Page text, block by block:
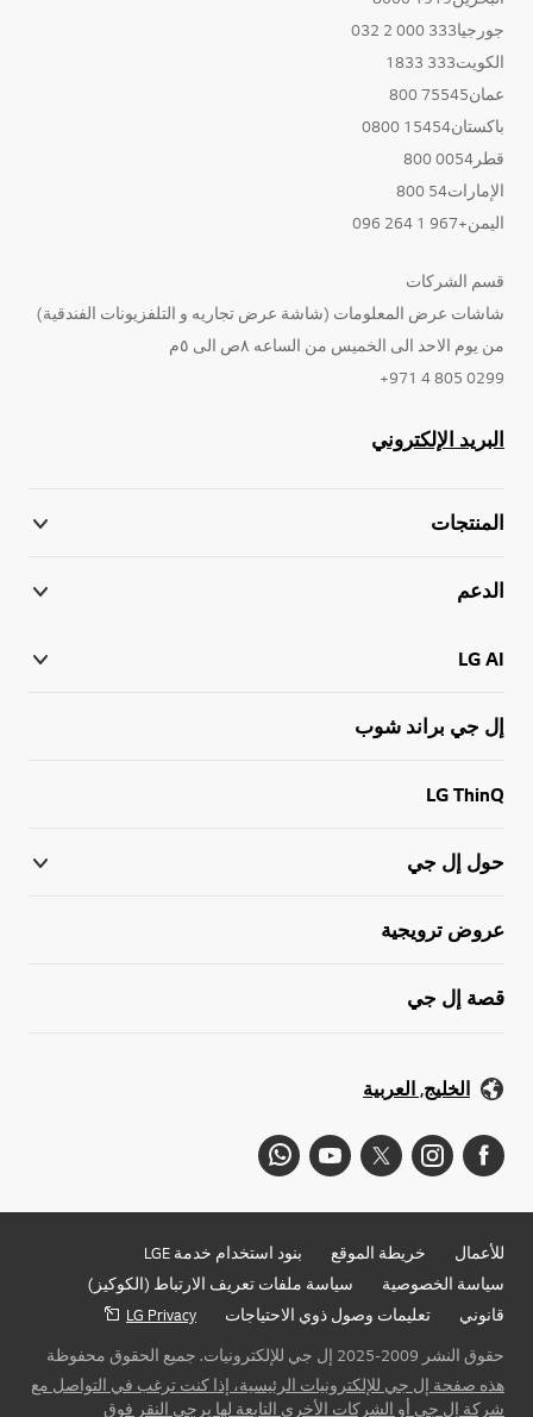
جورجيا333 000 2 032
الكويت333 1833
عمان75545 800
باكستان15454 0800
قطر0054 800
الإمارات54 800
اليمن+967 1 264 096
قسم الشركات
شاشات عرض المعلومات (شاشة عرض تجاريه و التلفزيونات الفندقية)
من يوم الاحد الى الخميس من الساعه ٨ص الى ٥م
0299 805 4 971+
البريد الإلكتروني
المنتجات
الدعم
LG AI
إل جي براند شوب
LG ThinQ
حول إل جي
عروض ترويجية
قصة إل جي
الخليج, العربية
للأعمال خريطة الموقع
بنود استخدام خدمة LGE
سياسة الخصوصية
سياسة ملفات تعريف الارتباط (الكوكيز)
قانوني
تعليمات وصول ذوي الاحتياجات
LG Privacy
حقوق النشر 2009-2025 إل جي للإلكترونيات. جميع الحقوق محفوظة
هذه صفحة إل جي للإلكترونيات الرئيسية، إذا كنت ترغب في التواصل مع
شركة إل جي أو الشركات الأخرى التابعة لها يرجى النقر فوق